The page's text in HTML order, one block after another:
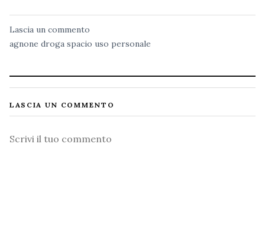
Lascia un commento
agnone droga spacio uso personale
LASCIA UN COMMENTO
Commento